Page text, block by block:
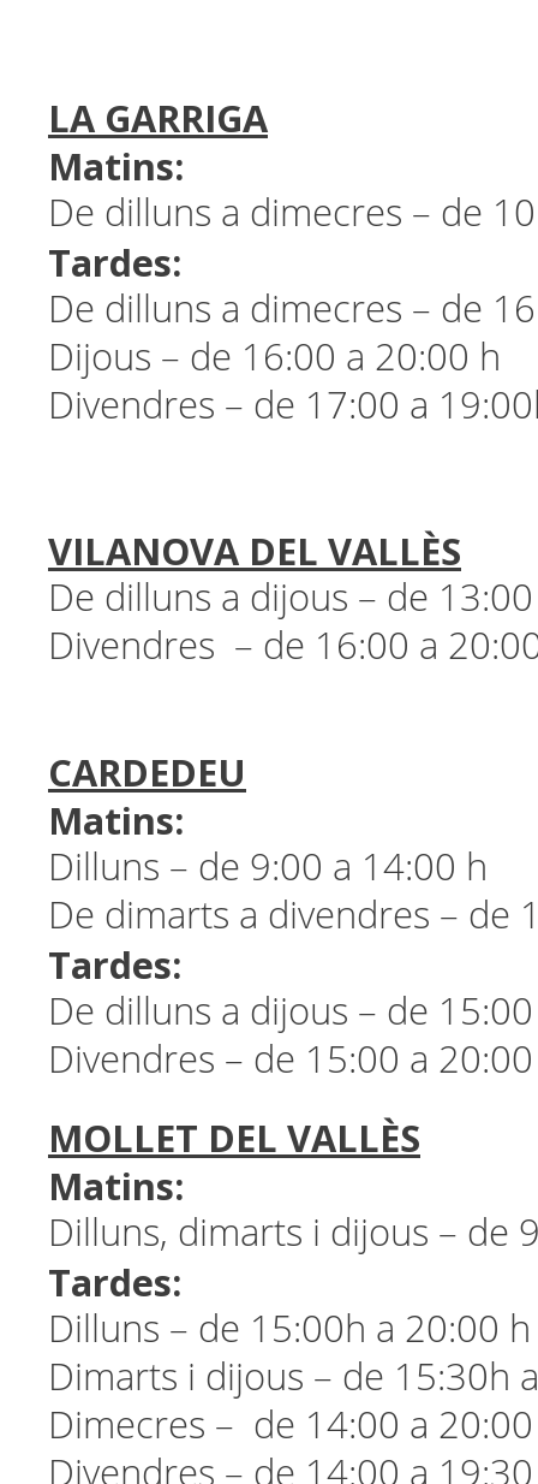
LA GARRIGA
Matins:
De dilluns a dimecres – de
Tardes:
De dilluns a dimecres – de
Dijous – de 16:00 a 20:00 h
Divendres – de 17:00 a
VILANOVA DEL VALLÈS
De dilluns a dijous – de
Divendres – de 16:00 a
CARDEDEU
Matins:
Dilluns – de 9:00 a 14:00 h
De dimarts a divendres – de
Tardes:
De dilluns a dijous – de
Divendres – de 15:00 a
MOLLET DEL VALLÈS
Matins:
Dilluns, dimarts i dijous – de
Tardes:
Dilluns – de 15:00h a 20:00 h
Dimarts i dijous – de 15:30h
Dimecres – de 14:00 a
Divendres – de 14:00 a